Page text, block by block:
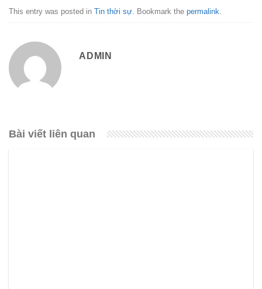
This entry was posted in Tin thời sự . Bookmark the permalink
ADMIN
Bài viết liên quan